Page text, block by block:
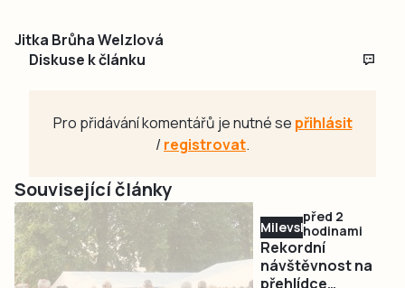
Jitka Brůha Welzlová
Diskuse k článku
Pro přidávání komentářů je nutné se přihlásit
/registrovat.
Související články
Milevsko
před 2
hodinami
Rekordní
návštěvnost na
přehlídce